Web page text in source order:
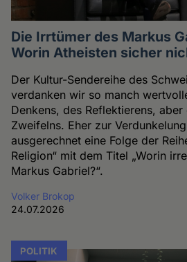
Die Irrtümer des Markus
Worin Atheisten sicher
Der Kultur-Sendereihe des
verdanken wir so manch
Denkens, des Reflektierens,
Zweifelns. Eher zur
ausgerechnet eine Folge der
Religion“ mit dem Titel „Worin
Markus Gabriel?“.
Volker Brokop
24.07.2026
POLITIK